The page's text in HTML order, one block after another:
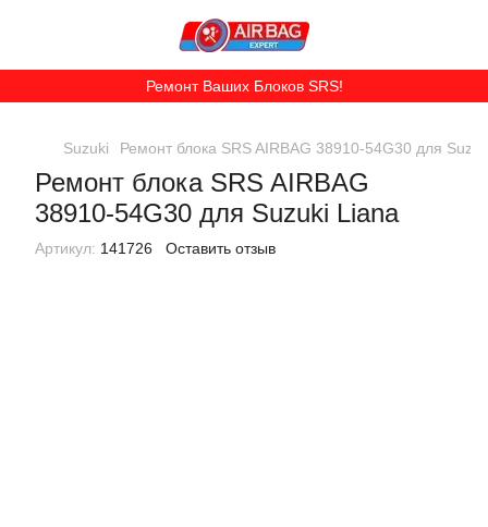
Ремонт Ваших Блоков SRS!
Suzuki Ремонт блока SRS AIRBAG 38910-54G30 для
Ремонт блока SRS AIRBAG
38910-54G30 для Suzuki Liana
Артикул: 141726 Оставить отзыв